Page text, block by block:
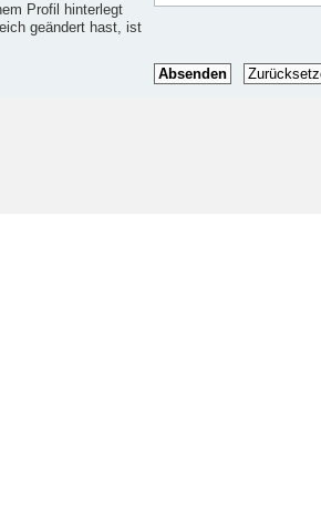
Profil hinterlegt
geändert hast, ist